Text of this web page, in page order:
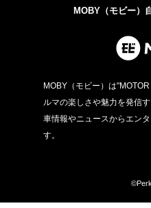
MOBY（モビー）
MOBY（モビー）は
ルマの楽しさや魅力を発信
車情報やニュースからエン
す。